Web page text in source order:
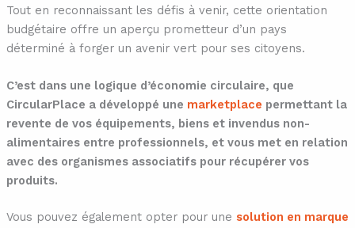
Tout en reconnaissant les défis à venir, cette orientation
budgétaire offre un aperçu prometteur d’un pays
déterminé à forger un avenir vert pour ses citoyens.
C’est dans une logique d’économie circulaire, que
CircularPlace a développé une marketplace permettant la
revente de vos équipements, biens et invendus non-
alimentaires entre professionnels, et vous met en relation
avec des organismes associatifs pour récupérer vos
produits.
Vous pouvez également opter pour une solution en marque